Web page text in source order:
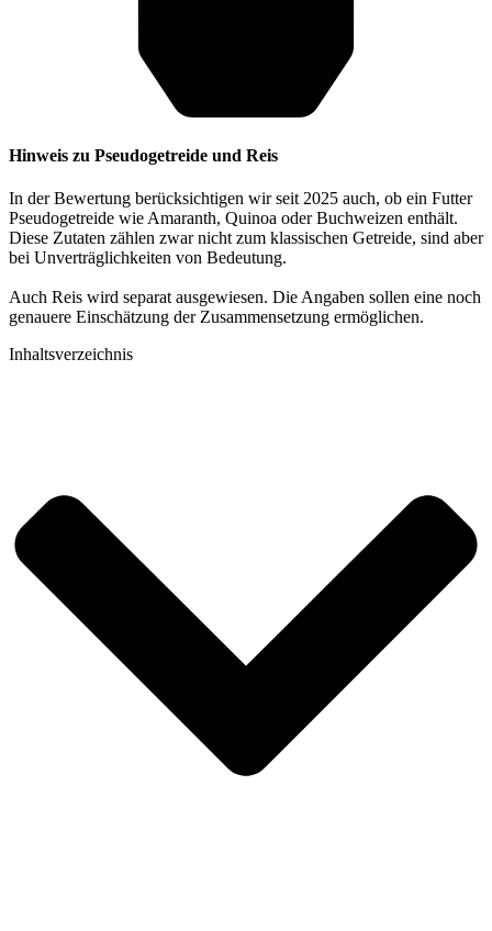
Hinweis zu Pseudogetreide und Reis
In der Bewertung berücksichtigen wir seit 2025 auch, ob ein Futter
Pseudogetreide wie Amaranth, Quinoa oder Buchweizen enthält.
Diese Zutaten zählen zwar nicht zum klassischen Getreide, sind aber
bei Unverträglichkeiten von Bedeutung.
Auch Reis wird separat ausgewiesen. Die Angaben sollen eine noch
genauere Einschätzung der Zusammensetzung ermöglichen.
Inhaltsverzeichnis​